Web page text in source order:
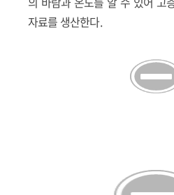
자료를 생산한다.